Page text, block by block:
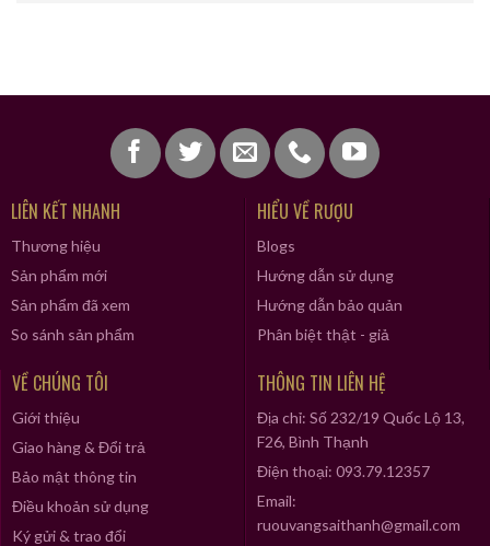
LIÊN KẾT NHANH
Thương hiệu
Sản phẩm mới
Sản phẩm đã xem
So sánh sản phẩm
HIỂU VỀ RƯỢU
Blogs
Hướng dẫn sử dụng
Hướng dẫn bảo quản
Phân biệt thật - giả
VỀ CHÚNG TÔI
Giới thiệu
Giao hàng & Đổi trả
Bảo mật thông tin
Điều khoản sử dụng
Ký gửi & trao đổi
THÔNG TIN LIÊN HỆ
Địa chỉ: Số 232/19 Quốc Lộ 13,
F26, Bình Thạnh
Điện thoại: 093.79.12357
Email:
ruouvangsaithanh@gmail.com